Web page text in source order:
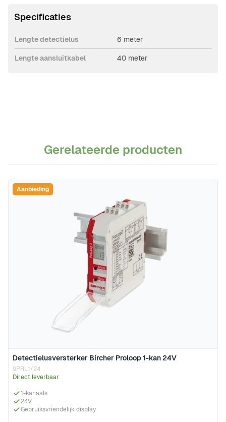
Specificaties
Lengte detectielus 6 meter
Lengte aansluitkabel 40 meter
Gerelateerde producten
Navigeren door de elementen van de carrousel is
Druk om carrousel over te slaan
Druk op om naar carrouselnavigatie te gaan
Detectielusversterker Bircher Proloop 1-kan 24V
9PRL1/24
Direct leverbaar
1-kanaals
24V
Gebruiksvriendelijk display
Aanbieding